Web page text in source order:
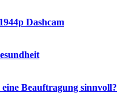
Dashcam
Beauftragung sinnvoll?